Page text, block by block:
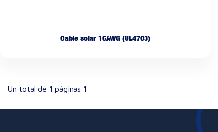
Cable solar 16AWG (UL4703)
Un total de 1 páginas 1